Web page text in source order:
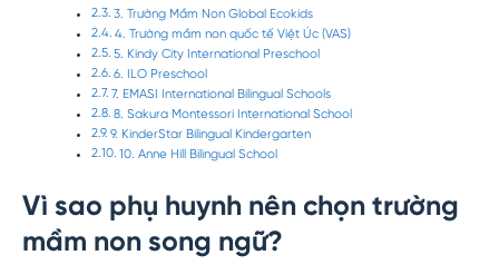
3. Trường Mầm Non Global Ecokids
4. Trường mầm non quốc tế Việt Úc (VAS)
5. Kindy City International Preschool
6. ILO Preschool
7. EMASI International Bilingual Schools
8. Sakura Montessori International School
9. KinderStar Bilingual Kindergarten
10. Anne Hill Bilingual School
Vì sao phụ huynh nên chọn trường
mầm non song ngữ?